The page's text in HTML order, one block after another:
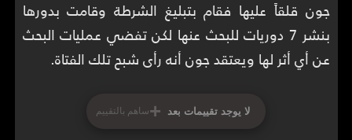
جون قلقاً عليها فقام بتبليغ الشرطة وقامت بدورها
بنشر 7 دوريات للبحث عنها لكن تفضي عمليات البحث
عن أي أثر لها ويعتقد جون أنه رأى شبح تلك الفتاة.
لا يوجد تقييمات بعد +ساهم بالتقييم